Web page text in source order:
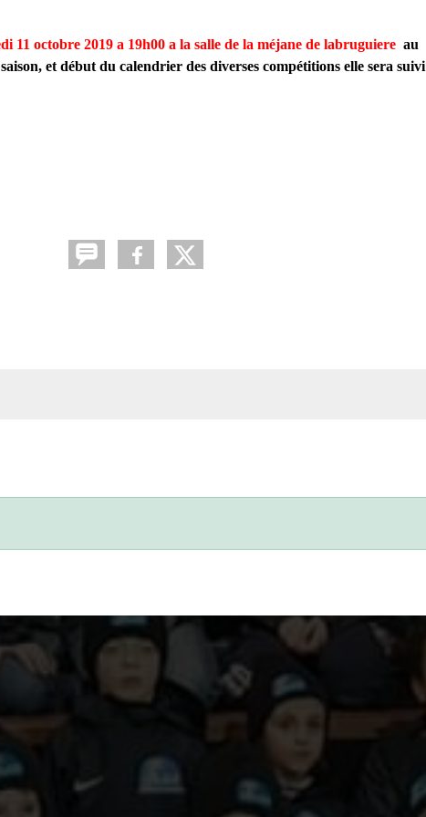
11 octobre 2019 a 19h00 a la salle de la méjane de labruguiere au
et début du calendrier des diverses compétitions elle sera suivi